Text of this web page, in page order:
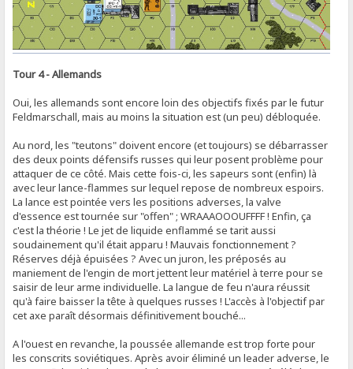
Tour 4 - Allemands
Oui, les allemands sont encore loin des objectifs fixés par le futur
Feldmarschall, mais au moins la situation est (un peu) débloquée.
Au nord, les "teutons" doivent encore (et toujours) se débarrasser
des deux points défensifs russes qui leur posent problème pour
attaquer de ce côté. Mais cette fois-ci, les sapeurs sont (enfin) là
avec leur lance-flammes sur lequel repose de nombreux espoirs.
La lance est pointée vers les positions adverses, la valve
d'essence est tournée sur "offen" ; WRAAAOOOUFFFF ! Enfin, ça
c'est la théorie ! Le jet de liquide enflammé se tarit aussi
soudainement qu'il était apparu ! Mauvais fonctionnement ?
Réserves déjà épuisées ? Avec un juron, les préposés au
maniement de l'engin de mort jettent leur matériel à terre pour se
saisir de leur arme individuelle. La langue de feu n'aura réussit
qu'à faire baisser la tête à quelques russes ! L'accès à l'objectif par
cet axe paraît désormais définitivement bouché...
A l'ouest en revanche, la poussée allemande est trop forte pour
les conscrits soviétiques. Après avoir éliminé un leader adverse, le